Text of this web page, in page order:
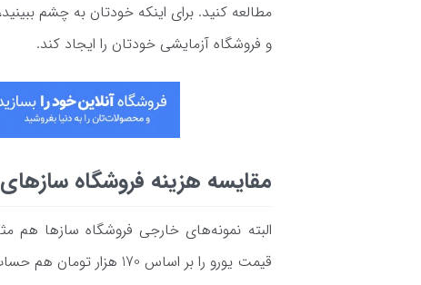
مطالعه کنید. برای اینکه خودتان به چشم
و فروشگاه آزمایشی خودتان را ایجاد کند.
مقایسه هزینه فروشگاه
قیمت یورو را بر اساس 170 هزار تومان هم حساب کنیم؛ شما باید